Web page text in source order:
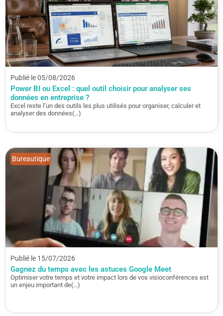
Publié le 05/08/2026
Power BI ou Excel : quel outil choisir pour analyser ses
données en entreprise ?
Excel reste l’un des outils les plus utilisés pour organiser, calculer et
analyser des données(…)
Publié le 15/07/2026
Gagnez du temps avec les astuces Google Meet
Optimiser votre temps et votre impact lors de vos visioconférences est
un enjeu important de(…)
Bureautique